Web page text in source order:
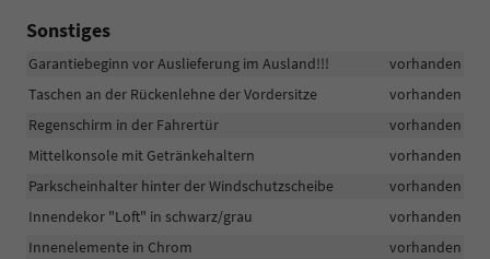
Sonstiges
Garantiebeginn vor Auslieferung im Ausland!!!
vorhanden
Taschen an der Rückenlehne der Vordersitze
vorhanden
Regenschirm in der Fahrertür
vorhanden
Mittelkonsole mit Getränkehaltern
vorhanden
Parkscheinhalter hinter der Windschutzscheibe
vorhanden
Innendekor "Loft" in schwarz/grau
vorhanden
Innenelemente in Chrom
vorhanden